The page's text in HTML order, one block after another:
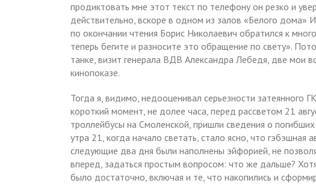
продиктовать мне этот текст по телефону он резко и
действительно, вскоре в одном из залов «Белого дома»
по окончании чтения Борис Николаевич обратился к
теперь бегите и разносите это обращение по свету».
танке, визит генерала ВДВ Александра Лебедя, две мои
кинопоказе.
Тогда я, видимо, недооценивал серьезности затеянного
короткий момент, не долее часа, перед рассветом 21
троллейбусы на Смоленской, пришли сведения о
утра 21, когда начало светать, стало ясно, что гэбэшная
следующие два дня были наполнены эйфорией, не
вперед, задаться простым вопросом: что же дальше?
было достаточно, включая и те, что накопились и